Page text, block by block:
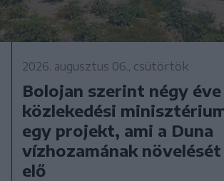
2026. augusztus 06., csütörtök
Bolojan szerint négy éve
közlekedési
egy projekt, ami a Duna
vízhozamának
elő